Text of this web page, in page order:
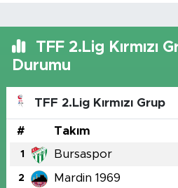
TFF 2.Lig Kırmızı
Durumu
TFF 2.Lig Kırmızı Grup
# Takım
1 Bursaspor
2 Mardin 1969